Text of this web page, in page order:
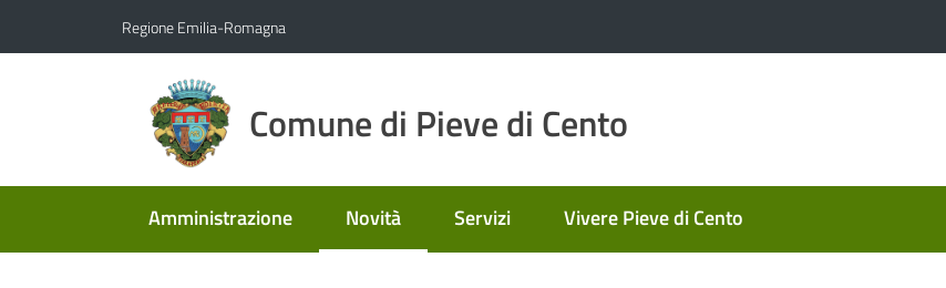
Regione Emilia-Romagna
Comune di Pieve di Cento
Amministrazione Novità
Menu selezionato
Servizi Vivere Pieve di Cento